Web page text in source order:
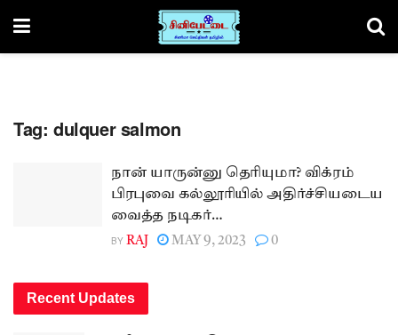
Tag: dulquer salmon
நான் யாருன்னு தெரியுமா? விக்ரம்
பிரபுவை கல்லூரியில் அதிர்ச்சியடைய
வைத்த நடிகர்…
BY RAJ MAY 9, 2023 0
Recent Updates